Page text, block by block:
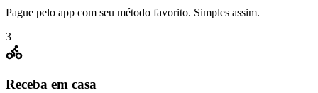
Pague pelo app com seu método favorito. Simples assim.
3
Receba em casa